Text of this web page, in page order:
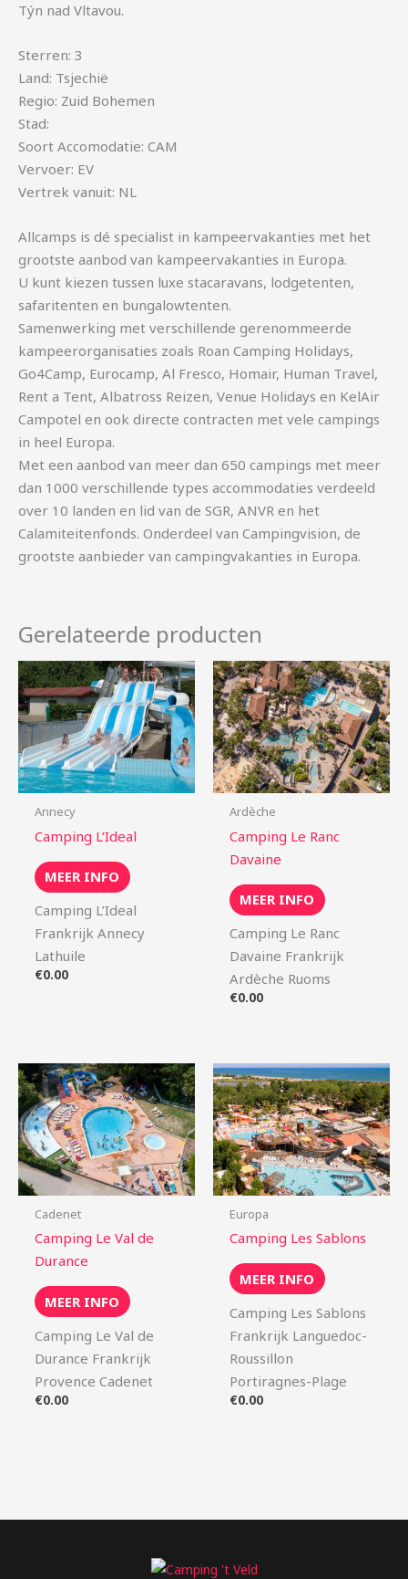
Týn nad Vltavou.
Sterren: 3
Land: Tsjechië
Regio: Zuid Bohemen
Stad:
Soort Accomodatie: CAM
Vervoer: EV
Vertrek vanuit: NL
Allcamps is dé specialist in kampeervakanties met het
grootste aanbod van kampeervakanties in Europa.
U kunt kiezen tussen luxe stacaravans, lodgetenten,
safaritenten en bungalowtenten.
Samenwerking met verschillende gerenommeerde
kampeerorganisaties zoals Roan Camping Holidays,
Go4Camp, Eurocamp, Al Fresco, Homair, Human Travel,
Rent a Tent, Albatross Reizen, Venue Holidays en KelAir
Campotel en ook directe contracten met vele campings
in heel Europa.
Met een aanbod van meer dan 650 campings met meer
dan 1000 verschillende types accommodaties verdeeld
over 10 landen en lid van de SGR, ANVR en het
Calamiteitenfonds. Onderdeel van Campingvision, de
grootste aanbieder van campingvakanties in Europa.
Gerelateerde producten
Annecy
Camping L’Ideal
MEER INFO
Camping L’Ideal
Frankrijk Annecy
Lathuile
€0.00
Ardèche
Camping Le Ranc
Davaine
MEER INFO
Camping Le Ranc
Davaine Frankrijk
Ardèche Ruoms
€0.00
Cadenet
Camping Le Val de
Durance
MEER INFO
Camping Le Val de
Durance Frankrijk
Provence Cadenet
€0.00
Europa
Camping Les Sablons
MEER INFO
Camping Les Sablons
Frankrijk Languedoc-
Roussillon
Portiragnes-Plage
€0.00